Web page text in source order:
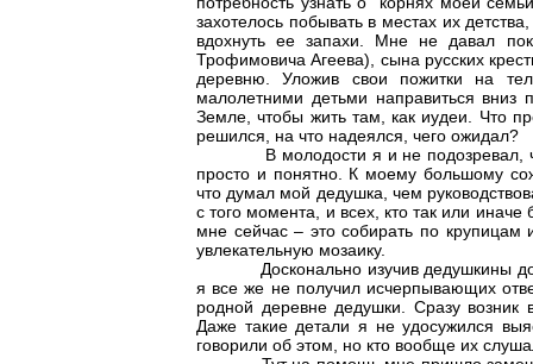
захотелось побывать в местах их
вдохнуть ее запахи. Мне не давал
Трофимовича Агеева), сына русских
деревню. Уложив свои пожитки на
малолетними детьми направиться
Земле, чтобы жить там, как иудеи. Что
решился, на что надеялся, чего ожидал?
В молодости я и не подозревал,
просто и понятно. К моему большому
что думал мой дедушка, чем
с того момента, и всех, кто так или
мне сейчас – это собирать по крупицам
увлекательную мозаику.
Досконально изучив дедушкины
я все же не получил исчерпывающих
родной деревне дедушки. Сразу возник
Даже такие детали я не удосужился
говорили об этом, но кто вообще их